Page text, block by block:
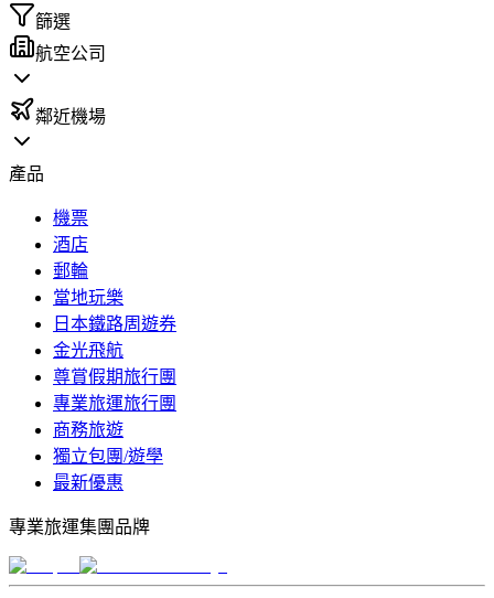
篩選
航空公司
鄰近機場
產品
機票
酒店
郵輪
當地玩樂
日本鐵路周遊券
金光飛航
尊賞假期旅行團
專業旅運旅行團
商務旅遊
獨立包團/遊學
最新優惠
專業旅運集團品牌